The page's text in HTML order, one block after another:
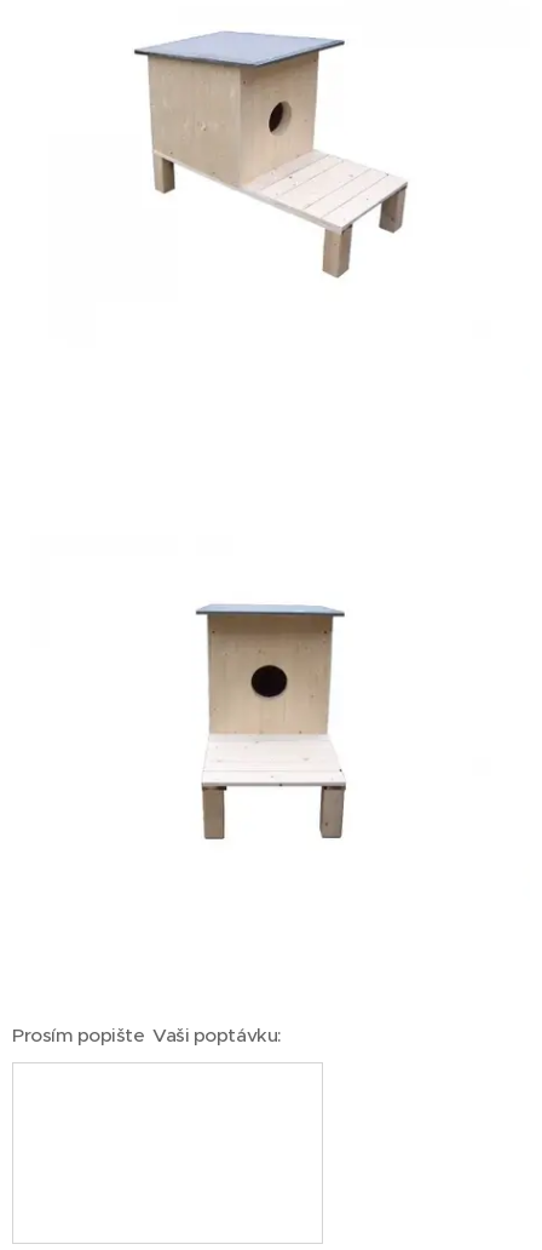
Prosím popište Vaši poptávku: